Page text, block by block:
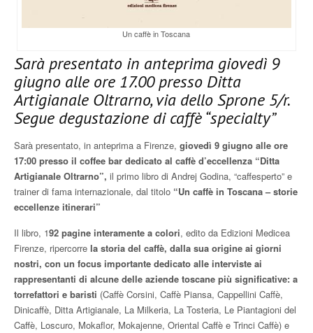
Un caffè in Toscana
Sarà presentato in anteprima giovedì 9
giugno alle ore 17.00 presso Ditta
Artigianale Oltrarno, via dello Sprone 5/r.
Segue degustazione di caffè “specialty”
Sarà presentato, in anteprima a Firenze, giovedì 9 giugno alle ore
17:00 presso il coffee bar dedicato al caffè d’eccellenza “Ditta
Artigianale Oltrarno”, il primo libro di Andrej Godina, “caffesperto” e
trainer di fama internazionale, dal titolo “Un caffè in Toscana – storie
eccellenze itinerari”
Il libro, 192 pagine interamente a colori, edito da Edizioni Medicea
Firenze, ripercorre la storia del caffè, dalla sua origine ai giorni
nostri, con un focus importante dedicato alle interviste ai
rappresentanti di alcune delle aziende toscane più significative: a
torrefattori e baristi (Caffè Corsini, Caffè Piansa, Cappellini Caffè,
Dinicaffè, Ditta Artigianale, La Milkeria, La Tosteria, Le Piantagioni del
Caffè, Loscuro, Mokaflor, Mokajenne, Oriental Caffè e Trinci Caffè) e